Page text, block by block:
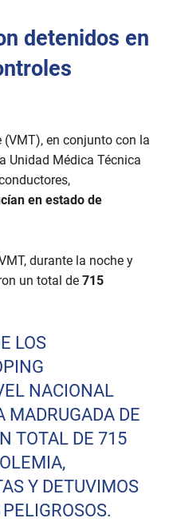
detenidos en
(VMT), en conjunto con la
Unidad Médica Técnica
en estado de
durante la noche y
un total de 715
LOS
NACIONAL
MADRUGADA DE
TOTAL DE 715
Y DETUVIMOS